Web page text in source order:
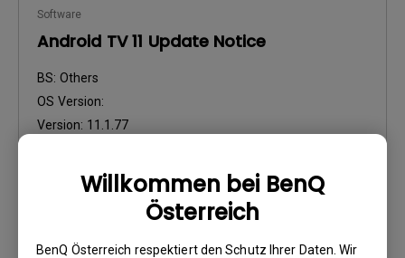
Willkommen bei BenQ
Österreich
BenQ Österreich respektiert den Schutz Ihrer Daten. Wir
Software
Android TV 11 Update Notice
BS: Others
OS Version:
Version: 11.1.77
Dateigröße:471.33 KB
Herunterladen